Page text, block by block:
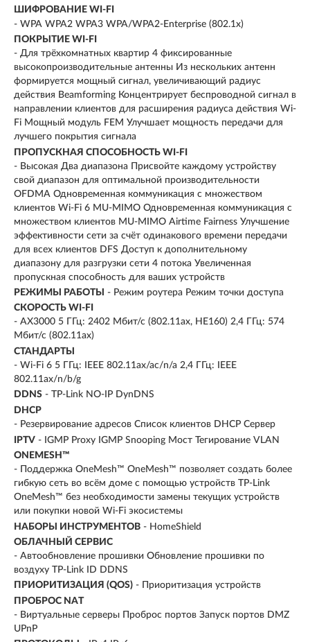
ШИФРОВАНИЕ WI-FI
- WPA WPA2 WPA3 WPA/WPA2-Enterprise (802.1x)
ПОКРЫТИЕ WI-FI
- Для трёхкомнатных квартир 4 фиксированные
высокопроизводительные антенны Из нескольких антенн
формируется мощный сигнал, увеличивающий радиус
действия Beamforming Концентрирует беспроводной сигнал в
направлении клиентов для расширения радиуса действия Wi-
Fi Мощный модуль FEM Улучшает мощность передачи для
лучшего покрытия сигнала
ПРОПУСКНАЯ СПОСОБНОСТЬ WI-FI
- Высокая Два диапазона Присвойте каждому устройству
свой диапазон для оптимальной производительности
OFDMA Одновременная коммуникация с множеством
клиентов Wi-Fi 6 MU-MIMO Одновременная коммуникация с
множеством клиентов MU-MIMO Airtime Fairness Улучшение
эффективности сети за счёт одинакового времени передачи
для всех клиентов DFS Доступ к дополнительному
диапазону для разгрузки сети 4 потока Увеличенная
пропускная способность для ваших устройств
РЕЖИМЫ РАБОТЫ
- Режим роутера Режим точки доступа
СКОРОСТЬ WI-FI
- AX3000 5 ГГц: 2402 Мбит/с (802.11ax, HE160) 2,4 ГГц: 574
Мбит/с (802.11ax)
СТАНДАРТЫ
- Wi-Fi 6 5 ГГц: IEEE 802.11ax/ac/n/a 2,4 ГГц: IEEE
802.11ax/n/b/g
DDNS - TP-Link NO-IP DynDNS
DHCP
- Резервирование адресов Список клиентов DHCP Сервер
IPTV - IGMP Proxy IGMP Snooping Мост Тегирование VLAN
ONEMESH™
- Поддержка OneMesh™ OneMesh™ позволяет создать более
гибкую сеть во всём доме с помощью устройств TP-Link
OneMesh™ без необходимости замены текущих устройств
или покупки новой Wi-Fi экосистемы
НАБОРЫ ИНСТРУМЕНТОВ - HomeShield
ОБЛАЧНЫЙ СЕРВИС
- Автообновление прошивки Обновление прошивки по
воздуху TP-Link ID DDNS
ПРИОРИТИЗАЦИЯ (QOS) - Приоритизация устройств
ПРОБРОС NAT
- Виртуальные серверы Проброс портов Запуск портов DMZ
UPnP